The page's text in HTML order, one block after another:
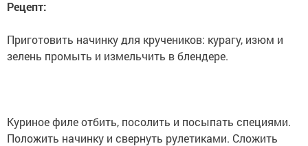
Рецепт:
Приготовить начинку для кручеников: курагу, изюм и
зелень промыть и измельчить в блендере.
Куриное филе отбить, посолить и посыпать специями.
Положить начинку и свернуть рулетиками. Сложить